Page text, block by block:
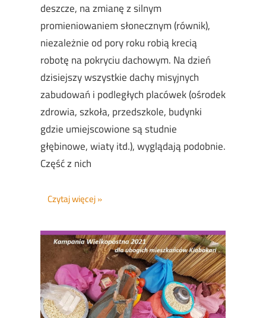
deszcze, na zmianę z silnym
promieniowaniem słonecznym (równik),
niezależnie od pory roku robią krecią
robotę na pokryciu dachowym. Na dzień
dzisiejszy wszystkie dachy misyjnych
zabudowań i podległych placówek (ośrodek
zdrowia, szkoła, przedszkole, budynki
gdzie umiejscowione są studnie
głębinowe, wiaty itd.), wyglądają podobnie.
Część z nich
Czytaj więcej